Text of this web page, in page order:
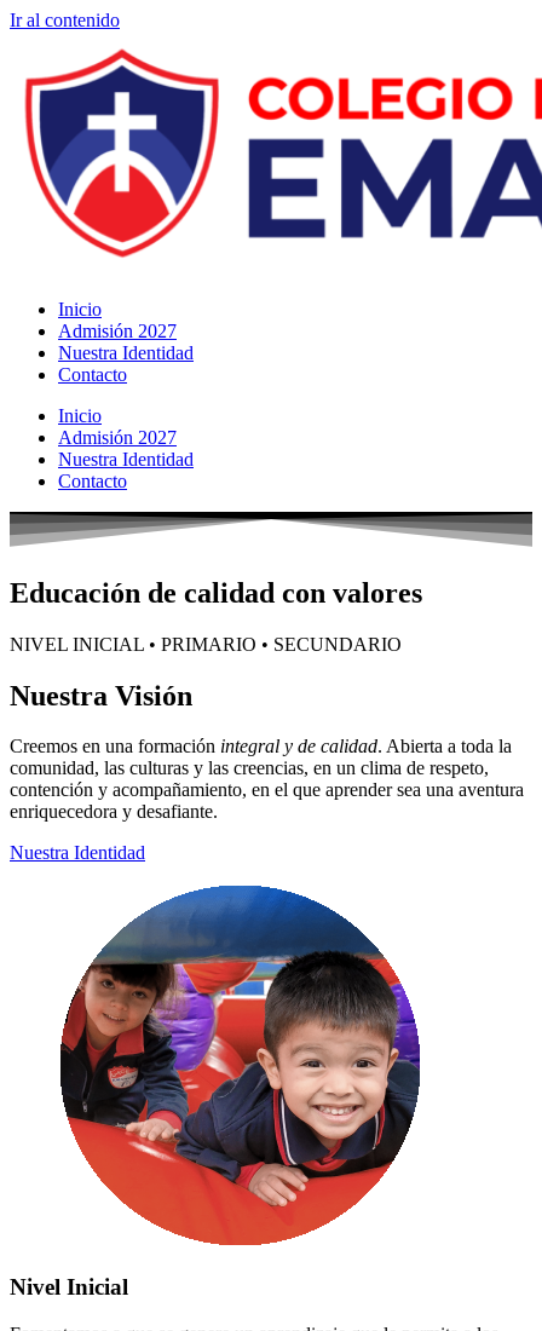
Ir al contenido
Inicio
Admisión 2027
Nuestra Identidad
Contacto
Inicio
Admisión 2027
Nuestra Identidad
Contacto
Educación de calidad con valores
NIVEL INICIAL • PRIMARIO • SECUNDARIO
Nuestra Visión
Creemos en una formación integral y de calidad. Abierta a toda la
comunidad, las culturas y las creencias, en un clima de respeto,
contención y acompañamiento, en el que aprender sea una aventura
enriquecedora y desafiante.
Nuestra Identidad
Nivel Inicial